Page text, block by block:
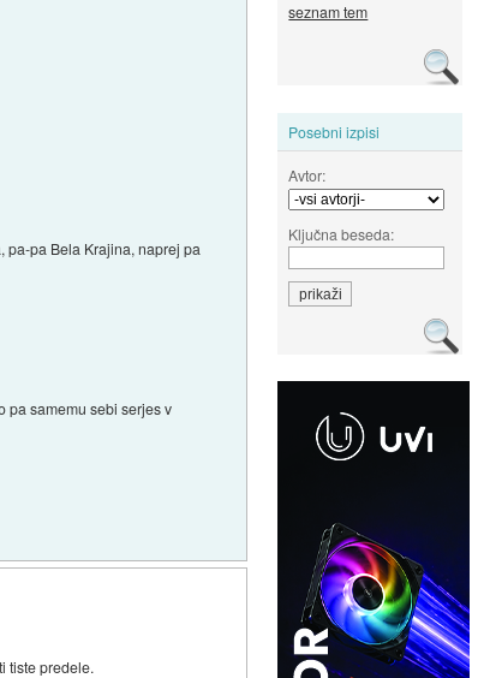
seznam tem
Posebni izpisi
Avtor:
Ključna beseda:
pa-pa Bela Krajina, naprej pa
pa samemu sebi serjes v
tiste predele.